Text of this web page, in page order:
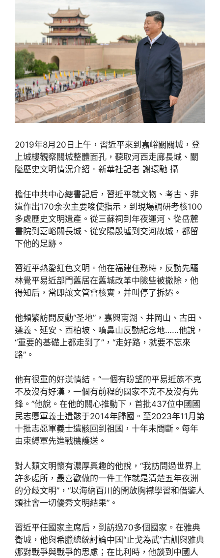
2019年8月20日上午，習近平來到嘉峪關關城，登
上城樓觀察關城整體面孔，聽取河西走廊長城、關
隘歷史文明情況介紹。新華社記者 謝環馳 攝
擔任中共中心總書記后，習近平就文物、考古、非
遺作出170余次主要唆使指示，到現場調研考核100
多處歷史文明遺產。從三蘇祠到年夜運河、從岳麓
書院到嘉峪關長城、從安陽殷墟到交河故城，都留
下他的足跡。
習近平熱愛紅色文明。他在福建任務時，反動先驅
林覺平易近部門舊居在舊城改革中險些被撤除，他
得知后，當即讓文管會核實，并叫停了拆遷。
他頻繁訪問反動“圣地”，嘉興南湖、井岡山、古田、
遵義、延安、西柏坡、噴鼻山反動紀念地……他說，
“重要的基礎上都走到了”，“走好路，就要不忘來
路”。
他有很重的好漢情結。“一個有盼望的平易近族不克
不及沒有好漢，一個有前程的國家不克不及沒有先
鋒。”他說。在他的關心推動下，首批437位中國國
民志愿軍義士遺骸于2014年歸國。至2023年11月第
十批志愿軍義士遺骸回到祖國，十年未間斷。每年
由束縛軍先進戰機護送。
對人類文明懷有濃厚興趣的他說，“我訪問過世界上
許多處所，最喜歡做的一件工作就是清楚五年夜洲
的分歧文明”，“以海納百川的開放胸襟學習和借鑒人
類社會一切優秀文明結果”。
習近平任國家主席后，到訪過70多個國家。在雅典
衛城，他與希臘總統討論中國“止戈為武”古訓與雅典
娜對戰爭與戰爭的思慮；在比利時，他談到中國人